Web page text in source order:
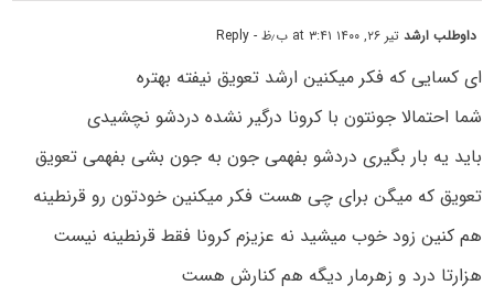
داوطلب ارشدتیر ۲۶, ۱۴۰۰ at ۳:۴۱ ب٫ظ - Reply
ای کسایی که فکر میکنین ارشد تعویق نیفته بهتره
شما احتمالا جونتون با کرونا درگیر نشده دردشو نچشیدی
باید یه بار بگیری دردشو بفهمی جون به جون بشی بفهمی تعویق
تعویق که میگن برای چی هست فکر میکنین خودتون رو قرنطینه
هم کنین زود خوب میشید نه عزیزم کرونا فقط قرنطینه نیست
هزارتا درد و زهرمار دیگه هم کنارش هست